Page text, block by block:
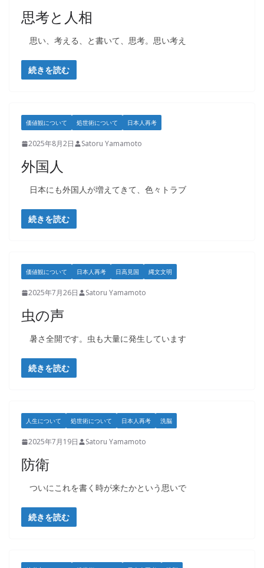
思考と人相
思い、考える、と書いて、思考。思い考え
続きを読む
価値観について 処世術について 日本人再考
2025年8月2日 Satoru Yamamoto
外国人
日本にも外国人が増えてきて、色々トラブ
続きを読む
価値観について 日本人再考 日高見国 縄文文明
2025年7月26日 Satoru Yamamoto
虫の声
暑さ全開です。虫も大量に発生しています
続きを読む
人生について 処世術について 日本人再考 洗脳
2025年7月19日 Satoru Yamamoto
防衛
ついにこれを書く時が来たかという思いで
続きを読む